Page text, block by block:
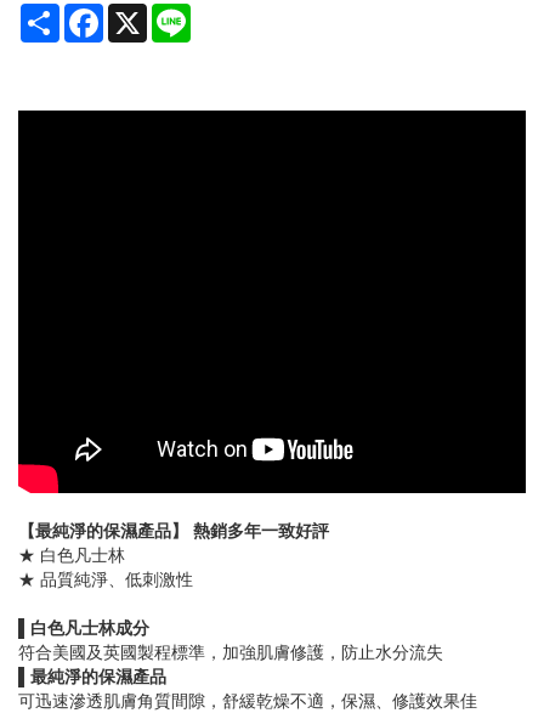
Share Facebook
X
【最純淨的保濕產品】 熱銷多年一致好評
★ 白色凡士林
★ 品質純淨、低刺激性
▌白色凡士林成分
符合美國及英國製程標準，加強肌膚修護，防止水分流失
▌最純淨的保濕產品
可迅速滲透肌膚角質間隙，舒緩乾燥不適，保濕、修護效果佳